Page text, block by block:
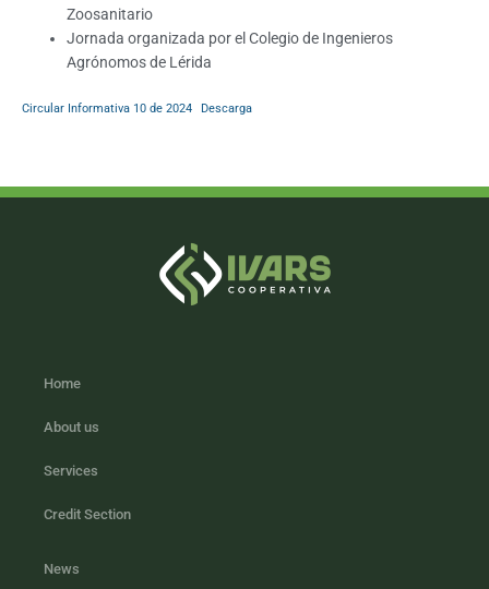
Zoosanitario
Jornada organizada por el Colegio de Ingenieros
Agrónomos de Lérida
Circular Informativa 10 de 2024 Descarga
Home
About us
Services
Credit Section
News